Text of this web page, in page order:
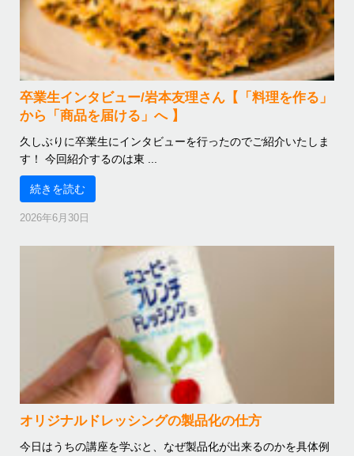
卒業生インタビュー/岩本友理さん【「料理を作る」
から「商品を届ける」へ 】
久しぶりに卒業生にインタビューを行ったのでご紹介いたしま
す！ 今回紹介するのは東 ...
続きを読む
2026年6月30日
オリジナルドレッシングの製品化の仕方
今日はうちの講座を学ぶと、なぜ製品化が出来るのかを具体例